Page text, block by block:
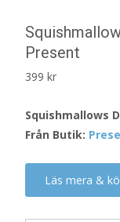
Present
399 kr
Squishmallows
Från Butik:
Läs mera &